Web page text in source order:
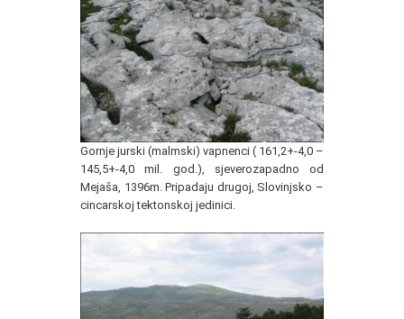
Gornje jurski (malmski) vapnenci ( 161,2+-4,0 –
145,5+-4,0 mil. god.), sjeverozapadno od
Mejaša, 1396m. Pripadaju drugoj, Slovinjsko –
cincarskoj tektonskoj jedinici.